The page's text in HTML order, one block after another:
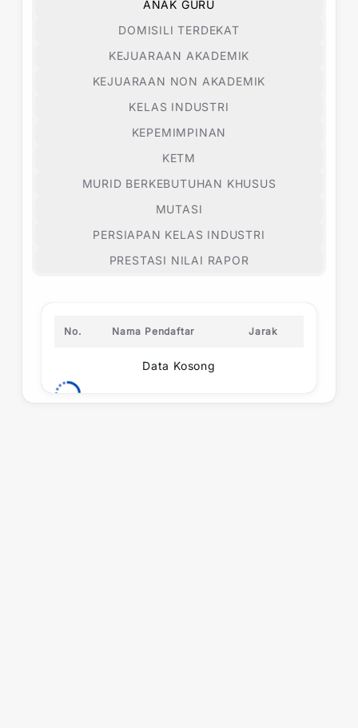
ANAK GURU
DOMISILI TERDEKAT
KEJUARAAN AKADEMIK
KEJUARAAN NON AKADEMIK
KELAS INDUSTRI
KEPEMIMPINAN
KETM
MURID BERKEBUTUHAN KHUSUS
MUTASI
PERSIAPAN KELAS INDUSTRI
PRESTASI NILAI RAPOR
No. Nama Pendaftar Jarak
Data Kosong